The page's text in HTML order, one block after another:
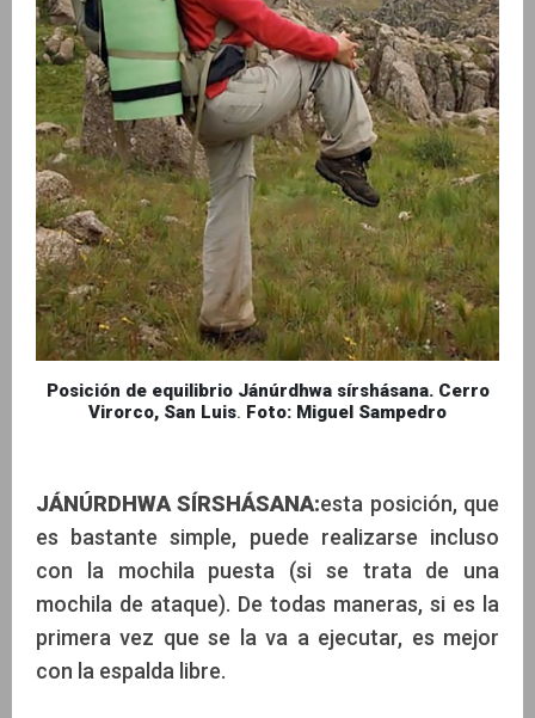
Posición de equilibrio Jánúrdhwa sírshásana. Cerro
Virorco, San Luis. Foto: Miguel Sampedro
JÁNÚRDHWA SÍRSHÁSANA:esta posición, que
es bastante simple, puede realizarse incluso
con la mochila puesta (si se trata de una
mochila de ataque). De todas maneras, si es la
primera vez que se la va a ejecutar, es mejor
con la espalda libre.